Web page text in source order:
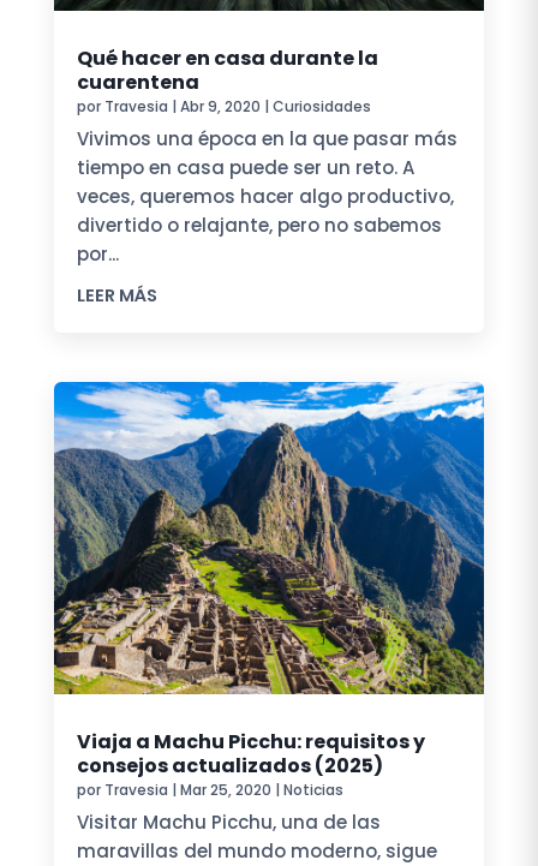
Qué hacer en casa durante la
cuarentena
por Travesia | Abr 9, 2020 | Curiosidades
Vivimos una época en la que pasar más
tiempo en casa puede ser un reto. A
veces, queremos hacer algo productivo,
divertido o relajante, pero no sabemos
por...
LEER MÁS
Viaja a Machu Picchu: requisitos y
consejos actualizados (2025)
por Travesia | Mar 25, 2020 | Noticias
Visitar Machu Picchu, una de las
maravillas del mundo moderno, sigue